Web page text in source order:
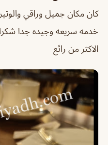
كان مكان جميل وراقي
خدمه سريعه وجيده جدا
الاكثر من رائع